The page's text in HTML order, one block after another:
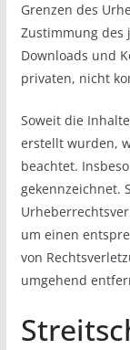
Grenzen des
Zustimmung des
Downloads und
privaten, nicht
Soweit die
erstellt wurden,
beachtet.
gekennzeichnet.
um einen
von
umgehend